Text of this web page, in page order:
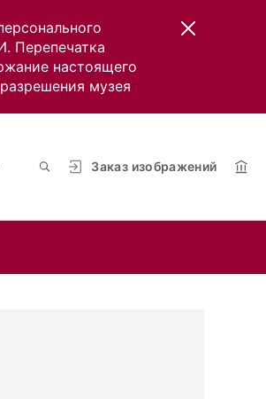
Перепечатка
настоящего
музея
Заказ изображений